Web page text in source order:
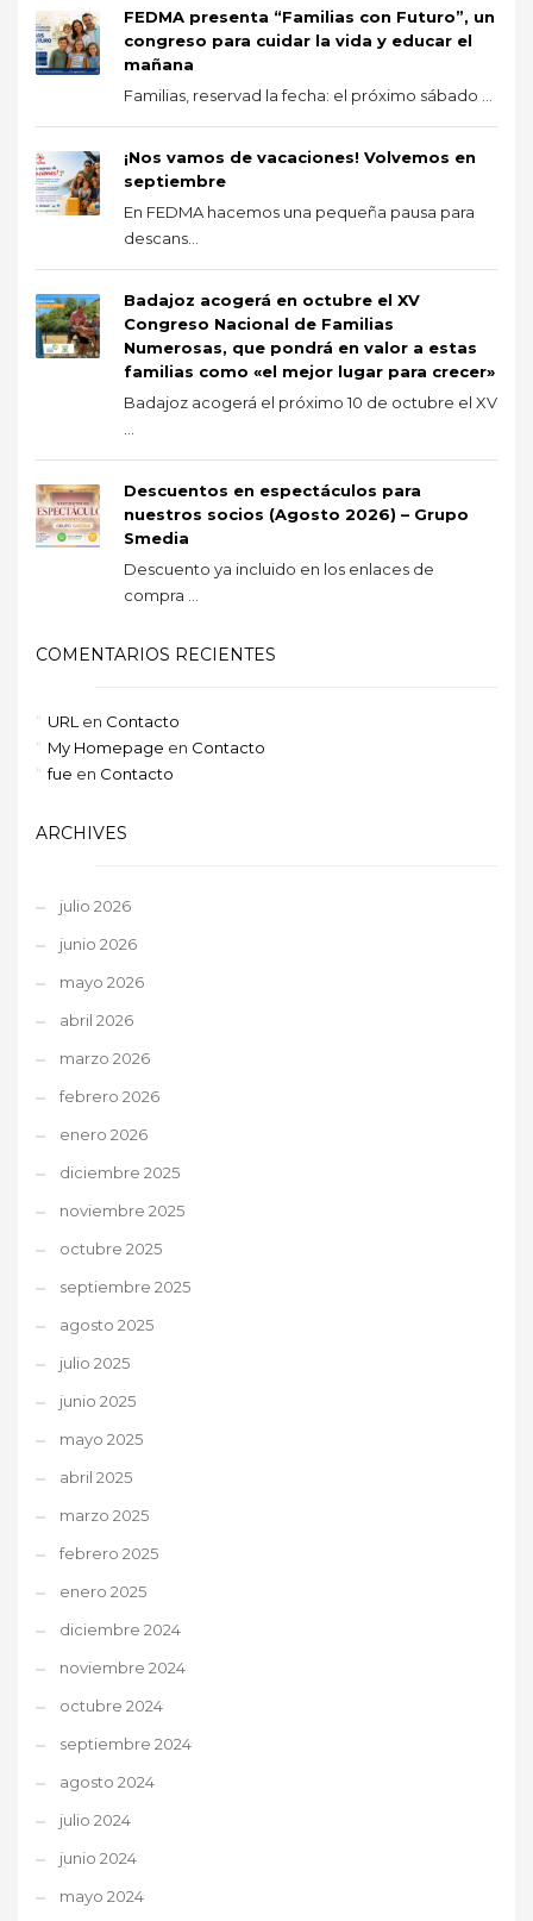
FEDMA presenta “Familias con Futuro”, un
congreso para cuidar la vida y educar el
mañana
Familias, reservad la fecha: el próximo sábado ...
¡Nos vamos de vacaciones! Volvemos en
septiembre
En FEDMA hacemos una pequeña pausa para
descans...
Badajoz acogerá en octubre el XV
Congreso Nacional de Familias
Numerosas, que pondrá en valor a estas
familias como «el mejor lugar para crecer»
Badajoz acogerá el próximo 10 de octubre el XV
Descuentos en espectáculos para
nuestros socios (Agosto 2026) – Grupo
Smedia
Descuento ya incluido en los enlaces de
compra ...
COMENTARIOS RECIENTES
URL en Contacto
My Homepage en Contacto
fue en Contacto
ARCHIVES
julio 2026
junio 2026
mayo 2026
abril 2026
marzo 2026
febrero 2026
enero 2026
diciembre 2025
noviembre 2025
octubre 2025
septiembre 2025
agosto 2025
julio 2025
junio 2025
mayo 2025
abril 2025
marzo 2025
febrero 2025
enero 2025
diciembre 2024
noviembre 2024
octubre 2024
septiembre 2024
agosto 2024
julio 2024
junio 2024
mayo 2024